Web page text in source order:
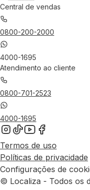
Central de vendas
0800-200-2000
4000-1695
Atendimento ao cliente
0800-701-2523
4000-1695
Termos de uso
Políticas de privacidade
Configurações de
© Localiza - Todos os